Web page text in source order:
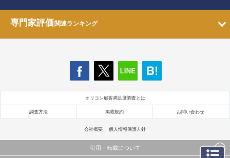
専門家評価関連ランキング
オリコン顧客満足度調査とは
調査方法 掲載規約 お問い合わせ
会社概要 個人情報保護方針
引用・転載について